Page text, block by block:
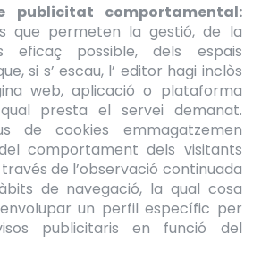
publicitat comportamental:
que permeten la gestió, de la
eficaç possible, dels espais
si s’ escau, l’ editor hagi inclòs
web, aplicació o plataforma
presta el servei demanat.
de cookies emmagatzemen
comportament dels visitants
de l’observació continuada
de navegació, la qual cosa
un perfil específic per
publicitaris en funció del